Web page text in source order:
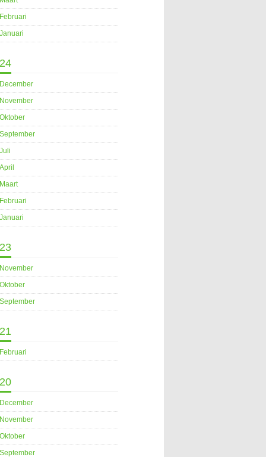
Februari
Januari
December
November
Oktober
September
Juli
April
Maart
Februari
Januari
November
Oktober
September
Februari
December
November
Oktober
September